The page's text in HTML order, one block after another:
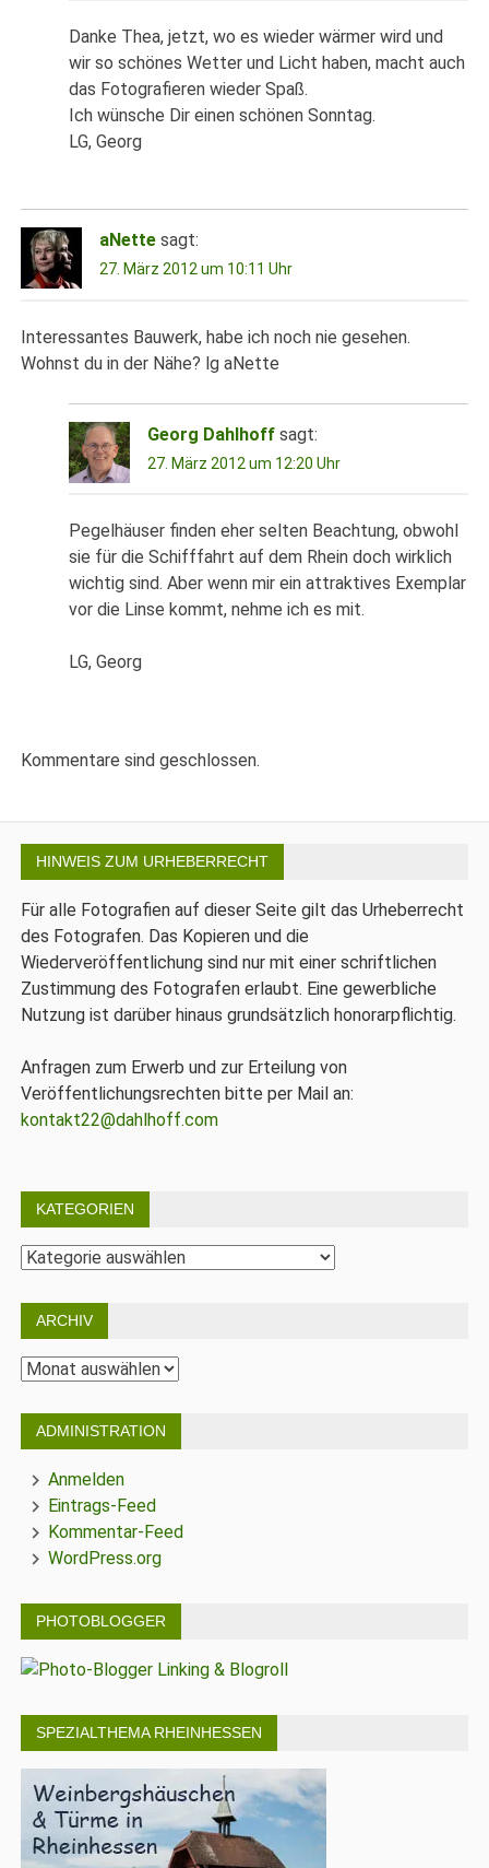
Danke Thea, jetzt, wo es wieder wärmer wird und
wir so schönes Wetter und Licht haben, macht auch
das Fotografieren wieder Spaß.
Ich wünsche Dir einen schönen Sonntag.
LG, Georg
aNette sagt:
27. März 2012 um 10:11 Uhr
Interessantes Bauwerk, habe ich noch nie gesehen.
Wohnst du in der Nähe? lg aNette
Georg Dahlhoff sagt:
27. März 2012 um 12:20 Uhr
Pegelhäuser finden eher selten Beachtung, obwohl
sie für die Schifffahrt auf dem Rhein doch wirklich
wichtig sind. Aber wenn mir ein attraktives Exemplar
vor die Linse kommt, nehme ich es mit.
LG, Georg
Kommentare sind geschlossen.
HINWEIS ZUM URHEBERRECHT
Für alle Fotografien auf dieser Seite gilt das Urheberrecht
des Fotografen. Das Kopieren und die
Wiederveröffentlichung sind nur mit einer schriftlichen
Zustimmung des Fotografen erlaubt. Eine gewerbliche
Nutzung ist darüber hinaus grundsätzlich honorarpflichtig.
Anfragen zum Erwerb und zur Erteilung von
Veröffentlichungsrechten bitte per Mail an:
kontakt22@dahlhoff.com
KATEGORIEN
Kategorien
ARCHIV
Archiv
ADMINISTRATION
Anmelden
Eintrags-Feed
Kommentar-Feed
WordPress.org
PHOTOBLOGGER
SPEZIALTHEMA RHEINHESSEN